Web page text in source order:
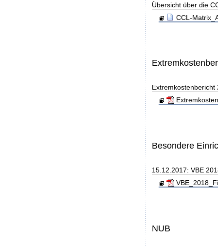
Übersicht über die
CCL-
Extremkostenbericht
Besondere
15.12.2017: VBE
NUB